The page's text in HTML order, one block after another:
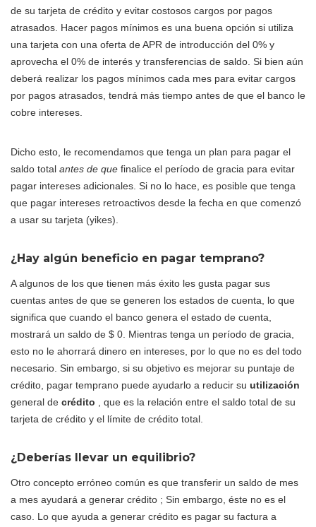
de su tarjeta de crédito y evitar costosos cargos por pagos
atrasados. Hacer pagos mínimos es una buena opción si utiliza
una tarjeta con una oferta de APR de introducción del 0% y
aprovecha el 0% de interés y transferencias de saldo. Si bien aún
deberá realizar los pagos mínimos cada mes para evitar cargos
por pagos atrasados, tendrá más tiempo antes de que el banco le
cobre intereses.
Dicho esto, le recomendamos que tenga un plan para pagar el
saldo total antes de que finalice el período de gracia para evitar
pagar intereses adicionales. Si no lo hace, es posible que tenga
que pagar intereses retroactivos desde la fecha en que comenzó
a usar su tarjeta (yikes).
¿Hay algún beneficio en pagar temprano?
A algunos de los que tienen más éxito les gusta pagar sus
cuentas antes de que se generen los estados de cuenta, lo que
significa que cuando el banco genera el estado de cuenta,
mostrará un saldo de $ 0. Mientras tenga un período de gracia,
esto no le ahorrará dinero en intereses, por lo que no es del todo
necesario. Sin embargo, si su objetivo es mejorar su puntaje de
crédito, pagar temprano puede ayudarlo a reducir su utilización
general de crédito , que es la relación entre el saldo total de su
tarjeta de crédito y el límite de crédito total.
¿Deberías llevar un equilibrio?
Otro concepto erróneo común es que transferir un saldo de mes
a mes ayudará a generar crédito ; Sin embargo, éste no es el
caso. Lo que ayuda a generar crédito es pagar su factura a